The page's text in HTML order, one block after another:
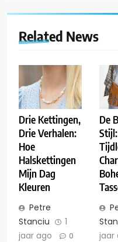
Related News
Drie Kettingen,
Drie Verhalen:
Hoe
Halskettingen
Mijn Dag
Kleuren
Petre
Stanciu
1
jaar ago
0
De
jaar